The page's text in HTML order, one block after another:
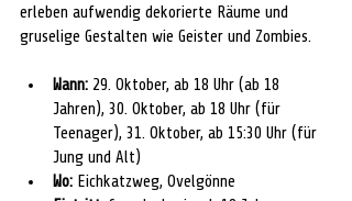
erleben aufwendig dekorierte Räume und
gruselige Gestalten wie Geister und Zombies.
Wann: 29. Oktober, ab 18 Uhr (ab 18
Jahren), 30. Oktober, ab 18 Uhr (für
Teenager), 31. Oktober, ab 15:30 Uhr (für
Jung und Alt)
Wo: Eichkatzweg, Ovelgönne